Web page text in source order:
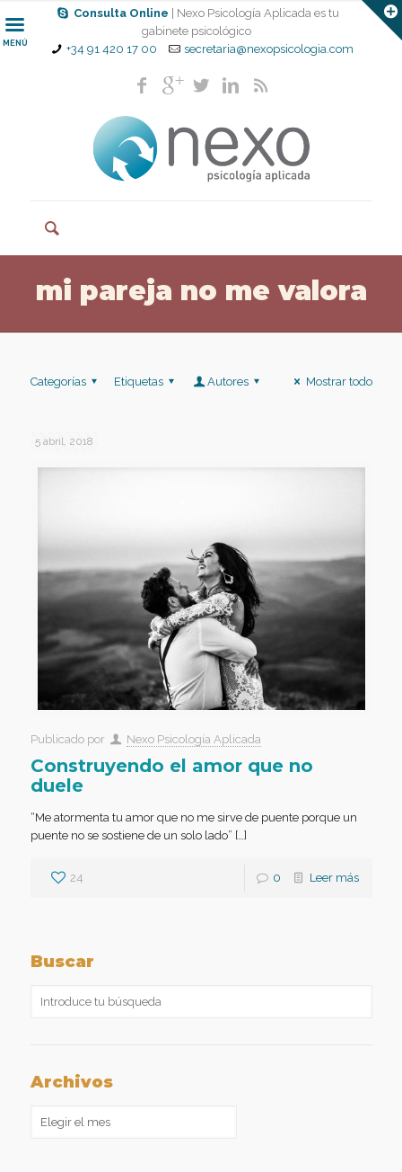
Consulta Online
| Nexo Psicología Aplicada es tu
gabinete psicológico
+34 91 420 17 00
secretaria@nexopsicologia.com
MENÚ
mi pareja no me valora
Categorías Etiquetas Autores Mostrar todo
5 abril, 2018
Publicado por Nexo Psicología Aplicada
Construyendo el amor que no
duele
“Me atormenta tu amor que no me sirve de puente porque un
puente no se sostiene de un solo lado” […]
24 0 Leer más
Buscar
Archivos